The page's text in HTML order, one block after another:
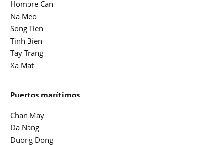
Hombre Can
Na Meo
Song Tien
Tinh Bien
Tay Trang
Xa Mat
Puertos marítimos
Chan May
Da Nang
Duong Dong